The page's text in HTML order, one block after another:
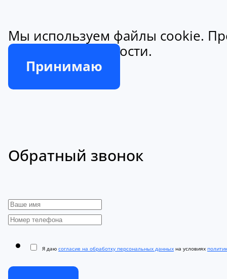
Мы используем файлы cookie.
конфиденциальности.
Принимаю
Обратный звонок
Я даю согласие на обработку персональных данных на условиях